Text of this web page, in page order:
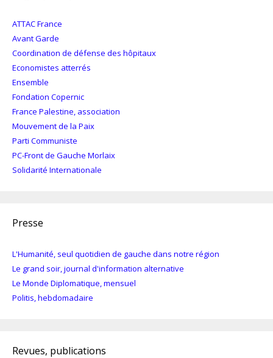
ATTAC France
Avant Garde
Coordination de défense des hôpitaux
Economistes atterrés
Ensemble
Fondation Copernic
France Palestine, association
Mouvement de la Paix
Parti Communiste
PC-Front de Gauche Morlaix
Solidarité Internationale
Presse
L'Humanité, seul quotidien de gauche dans notre région
Le grand soir, journal d'information alternative
Le Monde Diplomatique, mensuel
Politis, hebdomadaire
Revues, publications